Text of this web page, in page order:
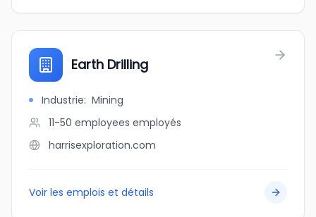
Earth Drilling
Industrie: Mining
11-50 employees employés
harrisexploration.com
Voir les emplois et détails